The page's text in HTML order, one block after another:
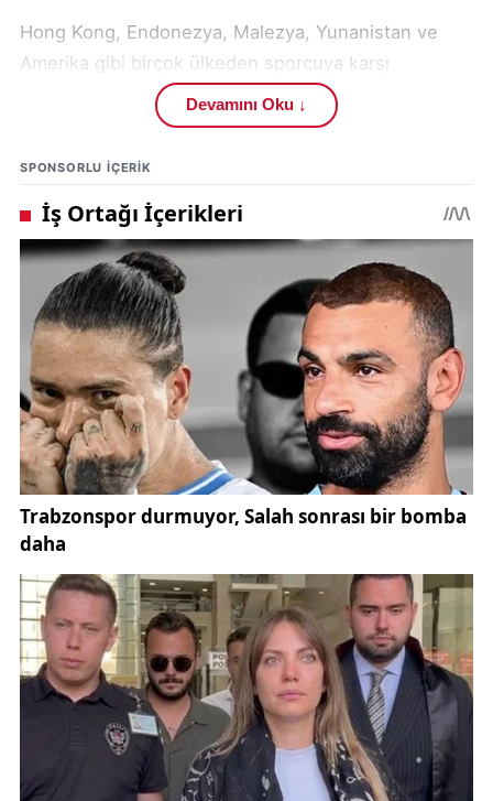
Hong Kong, Endonezya, Malezya, Yunanistan ve
Amerika gibi birçok ülkeden sporcuya karşı
mücadele eden Kılınç, Çinli rakibini yenerek Çin’de
şampiyonluk kazanan Türk sporcu olarak tarihe
Sivas Sabancı Lisesi’ne dönen Afra, öğrenciler,
öğretmenler ve okul yönetimi tarafından coşkuyla
karşılandı. Okul Müdürü Erdinç Öztürk,
"Afra 8 yaşındayken yetenek taramasında keşfedildi
ve hocamız Salih Orhan tarafından yetiştirildi. Hem
karakteri hem de disipliniyle örnek bir öğrenci.
Dünya şampiyonluğunu zaten bekliyorduk. Bu
büyük başarıyla hem okulumuzu hem şehrimizi hem
de ülkemizi gururlandırdı"
dedi.
Kazandığı iki dünya şampiyonluğunun ardından
duygularını paylaşan Afra Kılınç,
"Wushu Kung Fu, Çin’in ata sporu. Çinli rakibimi
yenerek şampiyon olmak benim için tarifsiz bir
gurur. Onların milli sporunda bir Türk olarak birinci
oldum. Gösterilerde izleyip hayran olduğum bu
sporu artık ben dünya çapında temsil ediyorum"
Devamını Oku ↓
SPONSORLU IÇERIK